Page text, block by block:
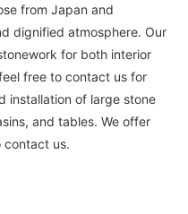
from Japan and
dignified atmosphere. Our
for both interior
free to contact us for
installation of large stone
and tables. We offer
contact us.